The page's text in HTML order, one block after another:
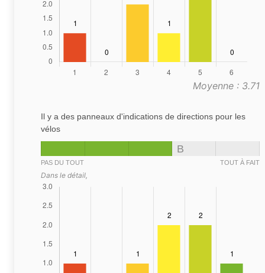
Moyenne : 3.71
Il y a des panneaux d'indications de directions pour les
vélos
B
PAS DU TOUT TOUT À FAIT
Dans le détail,